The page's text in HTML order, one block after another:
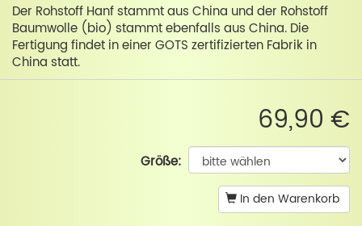
Der Rohstoff Hanf stammt aus China und der Rohstoff
Baumwolle (bio) stammt ebenfalls aus China. Die
Fertigung findet in einer GOTS zertifizierten Fabrik in
China statt.
69,90 €
Größe:
In den Warenkorb